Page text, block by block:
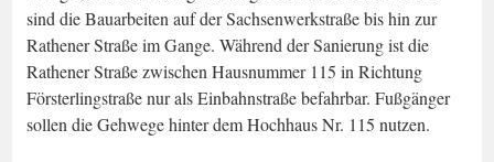
sind die Bauarbeiten auf der Sachsenwerkstraße bis hin zur
Rathener Straße im Gange. Während der Sanierung ist die
Rathener Straße zwischen Hausnummer 115 in Richtung
Försterlingstraße nur als Einbahnstraße befahrbar. Fußgänger
sollen die Gehwege hinter dem Hochhaus Nr. 115 nutzen.